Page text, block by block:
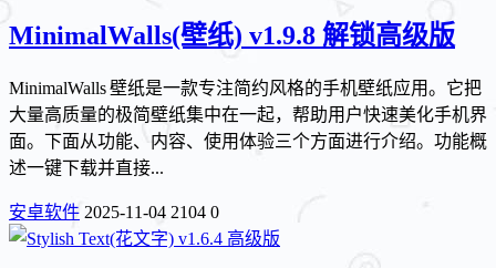
MinimalWalls(壁纸) v1.9.8 解锁高级版
MinimalWalls 壁纸是一款专注简约风格的手机壁纸应用。它把
大量高质量的极简壁纸集中在一起，帮助用户快速美化手机界
面。下面从功能、内容、使用体验三个方面进行介绍。功能概
述一键下载并直接...
安卓软件 2025-11-04 2104 0